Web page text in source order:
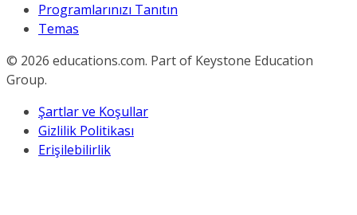
Programlarınızı Tanıtın
Temas
© 2026 educations.com. Part of Keystone Education
Group.
Şartlar ve Koşullar
Gizlilik Politikası
Erişilebilirlik